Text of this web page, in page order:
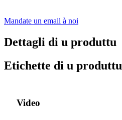
Mandate un email à noi
Dettagli di u produttu
Etichette di u produttu
Video